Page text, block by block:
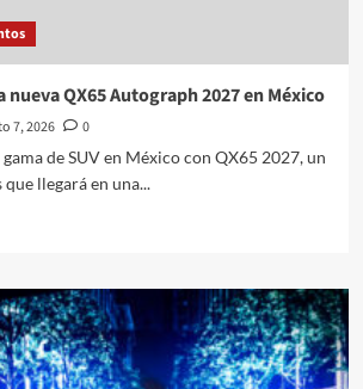
QX65 Autograph 2027 en México
7, 2026
0
de SUV en México con QX65 2027, un
llegará en una...